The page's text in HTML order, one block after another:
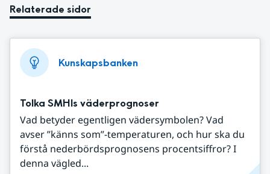
Relaterade sidor
Kunskapsbanken
Tolka SMHIs väderprognoser
Vad betyder egentligen vädersymbolen? Vad
avser ”känns som”-temperaturen, och hur ska du
förstå nederbördsprognosens procentsiffror? I
denna vägled...